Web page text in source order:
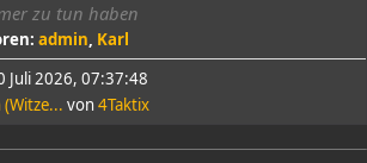
zu tun haben
admin, Karl
Juli 2026, 07:37:48
(Witze... von 4Taktix